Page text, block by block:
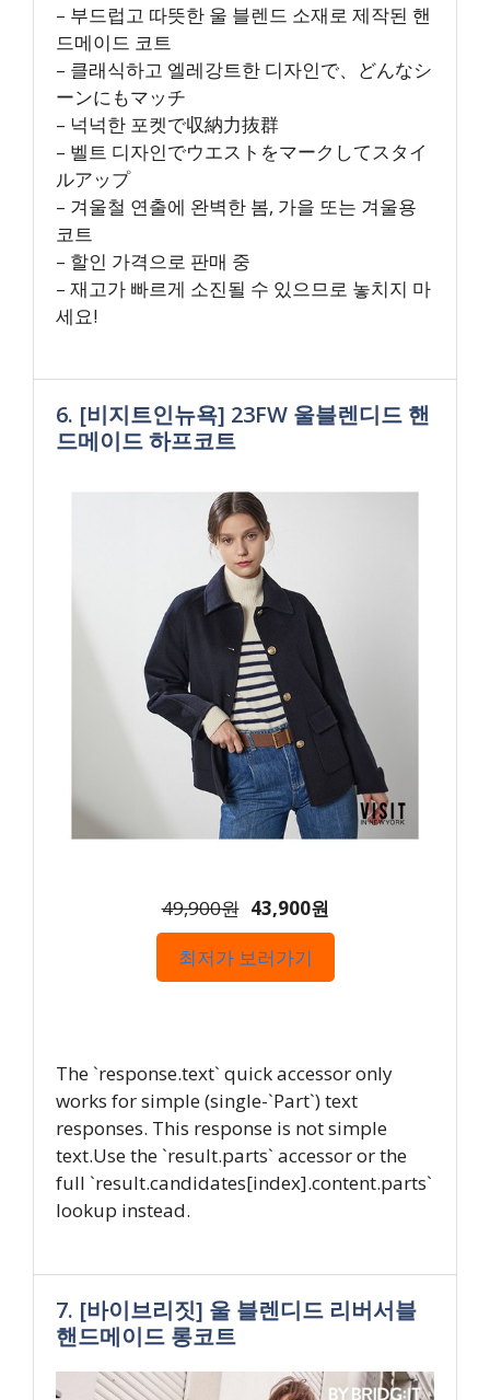
– 부드럽고 따뜻한 울 블렌드 소재로 제작된 핸
드메이드 코트
– 클래식하고 엘레강트한 디자인で、どんなシ
ーンにもマッチ
– 넉넉한 포켓で収納力抜群
– 벨트 디자인でウエストをマークしてスタイ
ルアップ
– 겨울철 연출에 완벽한 봄, 가을 또는 겨울용
코트
– 할인 가격으로 판매 중
– 재고가 빠르게 소진될 수 있으므로 놓치지 마
세요!
6. [비지트인뉴욕] 23FW 울블렌디드 핸
드메이드 하프코트
49,900원 43,900원
최저가 보러가기
The `response.text` quick accessor only
works for simple (single-`Part`) text
responses. This response is not simple
text.Use the `result.parts` accessor or the
full `result.candidates[index].content.parts`
lookup instead.
7. [바이브리짓] 울 블렌디드 리버서블
핸드메이드 롱코트